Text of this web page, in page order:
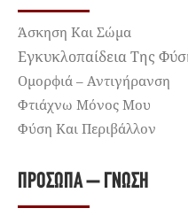
Άσκηση Και Σώμα
Εγκυκλοπαίδεια Της
Ομορφιά – Αντιγήρανση
Φτιάχνω Μόνος Μου
Φύση Και Περιβάλλον
ΠΡΌΣΩΠΑ – ΓΝΏΣΗ